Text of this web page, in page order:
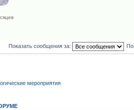
Показать сообщения за:
мероприятия